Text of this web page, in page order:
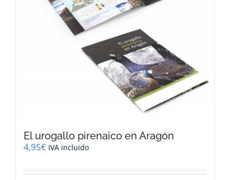
El urogallo pirenaico en Aragón
4,95€ IVA incluido